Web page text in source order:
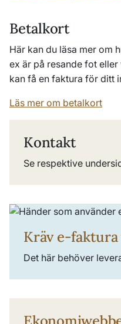
Betalkort
Här kan du läsa mer om
ex är på resande fot
kan få en faktura för ditt
Läs mer om betalkort
Kontakt
Se respektive
Kräv e-
Det här behöver